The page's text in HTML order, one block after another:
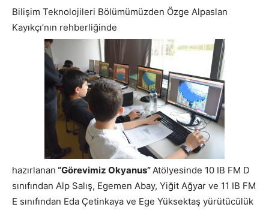
Bilişim Teknolojileri Bölümümüzden Özge Alpaslan
Kayıkçı’nın rehberliğinde
hazırlanan “Görevimiz Okyanus”Atölyesinde 10 IB FM D
sınıfından Alp Salış, Egemen Abay, Yiğit Ağyar ve 11 IB FM
E sınıfından Eda Çetinkaya ve Ege Yüksektaş yürütücülük